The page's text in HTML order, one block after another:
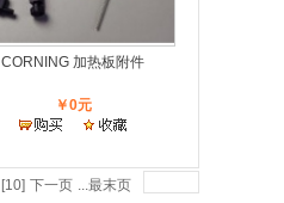
CORNING 加热板附件
￥0元
[10] 下一页 ...最末页